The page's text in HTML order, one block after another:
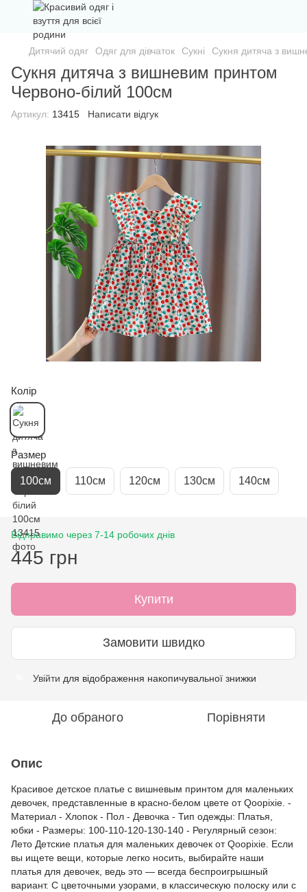
Дитячий одяг Одяг для дівчаток Сукні Сукня дитяча з
Сукня дитяча з вишневим принтом
Червоно-білий 100см
Артикул: 13415 Написати відгук
Колір
Размер
100см 110см 120см 130см 140см
Відправимо через 7-14 робочих днів
445 грн
Купити
Замовити швидко
Увійти для відображення накопичувальної знижки
До обраного Порівняти
Опис
Красивое детское платье с вишневым принтом для маленьких
девочек, представленные в красно-белом цвете от Qoopixie. -
Материал - Хлопок - Пол - Девочка - Тип одежды: Платья,
юбки - Размеры: 100-110-120-130-140 - Регулярный сезон:
Лето Детские платья для маленьких девочек от Qoopixie. Если
вы ищете вещи, которые легко носить, выбирайте наши
платья для девочек, ведь это — всегда беспроигрышный
вариант. С цветочными узорами, в классическую полоску или с